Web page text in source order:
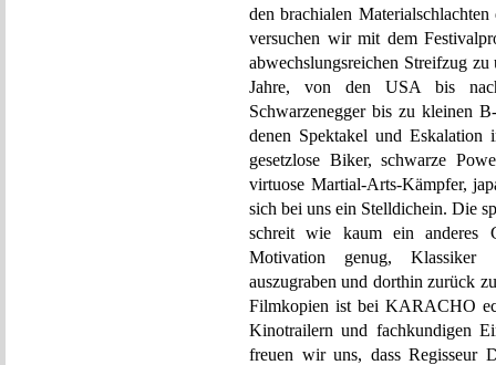
den brachialen
versuchen wir mit dem
abwechslungsreichen Streifzug
Jahre, von den USA bis
Schwarzenegger bis zu kleinen
denen Spektakel und Eskalation
gesetzlose Biker, schwarze
virtuose Martial-Arts-Kämpfer,
sich bei uns ein Stelldichein. Die
schreit wie kaum ein anderes
Motivation genug, Klassiker
auszugraben und dorthin zurück
Filmkopien ist bei KARACHO
Kinotrailern und fachkundigen
freuen wir uns, dass Regisseur